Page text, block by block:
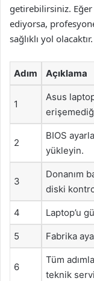
getirebilirsiniz.
ediyorsa,
sağlıklı yol olacaktır.
Adım Açıklama
1
Asus
2
BIOS
yükleyin.
3
Donanım
diski
4 Laptop’u
5 Fabrika
6
Tüm
teknik